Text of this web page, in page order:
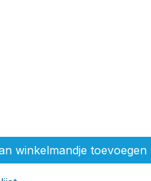
winkelmandje toevoegen